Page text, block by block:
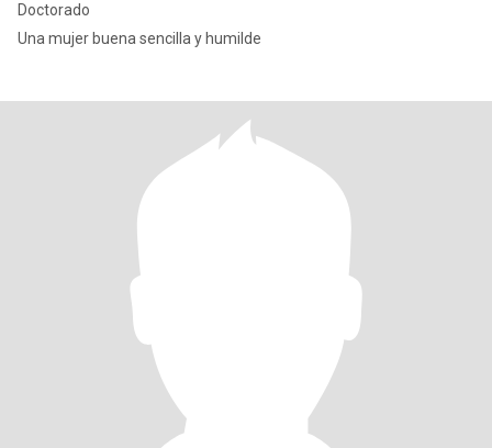
Doctorado
Una mujer buena sencilla y humilde